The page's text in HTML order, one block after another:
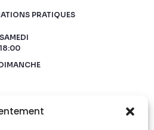
PRATIQUES